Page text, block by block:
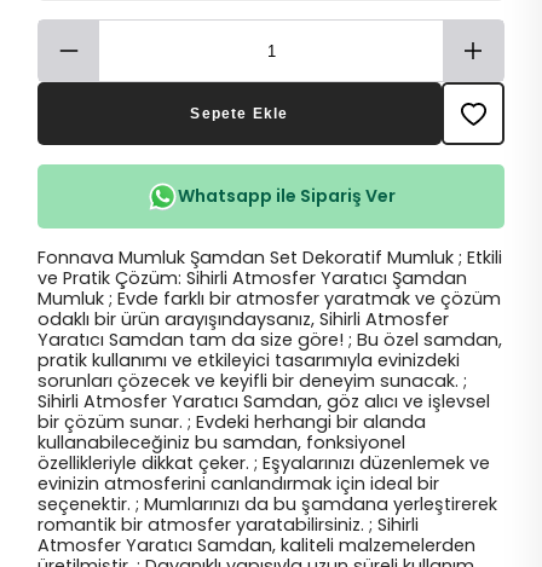
Sepete Ekle
Whatsapp ile Sipariş Ver
Fonnava Mumluk Şamdan Set Dekoratif Mumluk ; Etkili
ve Pratik Çözüm: Sihirli Atmosfer Yaratıcı Şamdan
Mumluk ; Evde farklı bir atmosfer yaratmak ve çözüm
odaklı bir ürün arayışındaysanız, Sihirli Atmosfer
Yaratıcı Samdan tam da size göre! ; Bu özel samdan,
pratik kullanımı ve etkileyici tasarımıyla evinizdeki
sorunları çözecek ve keyifli bir deneyim sunacak. ;
Sihirli Atmosfer Yaratıcı Samdan, göz alıcı ve işlevsel
bir çözüm sunar. ; Evdeki herhangi bir alanda
kullanabileceğiniz bu samdan, fonksiyonel
özellikleriyle dikkat çeker. ; Eşyalarınızı düzenlemek ve
evinizin atmosferini canlandırmak için ideal bir
seçenektir. ; Mumlarınızı da bu şamdana yerleştirerek
romantik bir atmosfer yaratabilirsiniz. ; Sihirli
Atmosfer Yaratıcı Samdan, kaliteli malzemelerden